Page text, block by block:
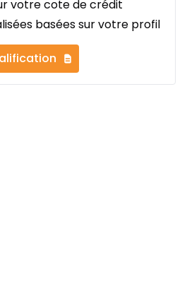
votre cote de crédit
basées sur votre profil